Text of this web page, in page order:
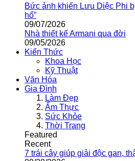
Bức ảnh khiến Lưu Diệc Phi
hổ”
09/07/2026
Nhà thiết kế Armani qua đời
09/05/2026
Kiến Thức
Khoa Học
Kỹ Thuật
Văn Hóa
Gia Đình
Làm Đẹp
Ẩm Thực
Sức Khỏe
Thời Trang
Featured
Recent
7 trái cây giúp giải độc gan,